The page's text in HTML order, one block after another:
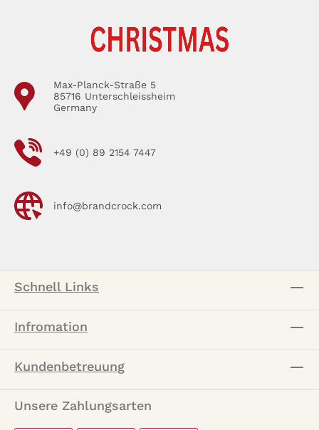
Max-Planck-Straße 5
85716 Unterschleissheim
Germany
+49 (0) 89 2154 7447
info@brandcrock.com
Schnell Links
Infromation
Kundenbetreuung
Unsere Zahlungsarten